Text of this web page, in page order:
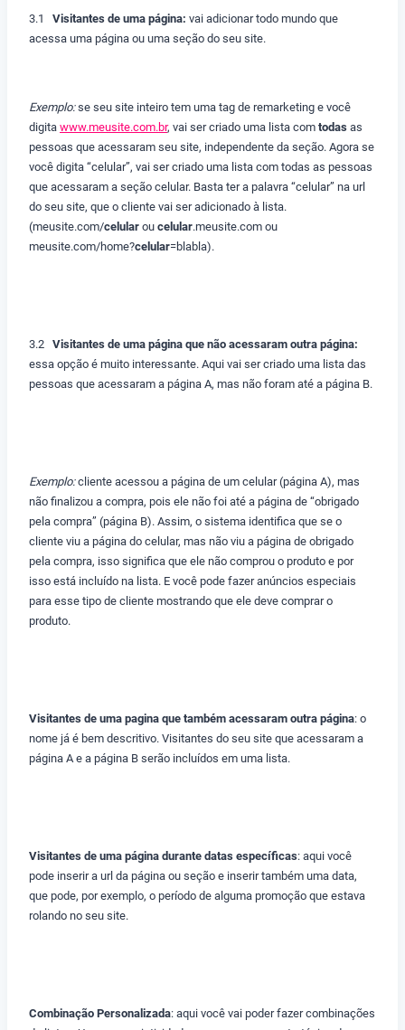
3.1 Visitantes de uma página: vai adicionar todo mundo que
acessa uma página ou uma seção do seu site.
Exemplo:se seu site inteiro tem uma tag de remarketing e você
digita www.meusite.com.br, vai ser criado uma lista com todas as
pessoas que acessaram seu site, independente da seção. Agora se
você digita “celular”, vai ser criado uma lista com todas as pessoas
que acessaram a seção celular. Basta ter a palavra “celular” na url
do seu site, que o cliente vai ser adicionado à lista.
(meusite.com/celular ou celular.meusite.com ou
meusite.com/home?celular=blabla).
3.2 Visitantes de uma página que não acessaram outra página:
essa opção é muito interessante. Aqui vai ser criado uma lista das
pessoas que acessaram a página A, mas não foram até a página B.
Exemplo:cliente acessou a página de um celular (página A), mas
não finalizou a compra, pois ele não foi até a página de “obrigado
pela compra” (página B). Assim, o sistema identifica que se o
cliente viu a página do celular, mas não viu a página de obrigado
pela compra, isso significa que ele não comprou o produto e por
isso está incluído na lista. E você pode fazer anúncios especiais
para esse tipo de cliente mostrando que ele deve comprar o
produto.
Visitantes de uma pagina que também acessaram outra página: o
nome já é bem descritivo. Visitantes do seu site que acessaram a
página A e a página B serão incluídos em uma lista.
Visitantes de uma página durante datas específicas: aqui você
pode inserir a url da página ou seção e inserir também uma data,
que pode, por exemplo, o período de alguma promoção que estava
rolando no seu site.
Combinação Personalizada: aqui você vai poder fazer combinações